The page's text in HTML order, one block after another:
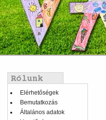
menu
Balmenü
Elérhetőségek
Bemutatkozás
Általános adatok